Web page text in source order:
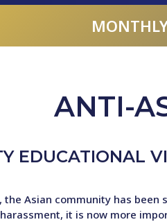
ANTI-
EDUCATIONAL
the Asian community has
it is now more